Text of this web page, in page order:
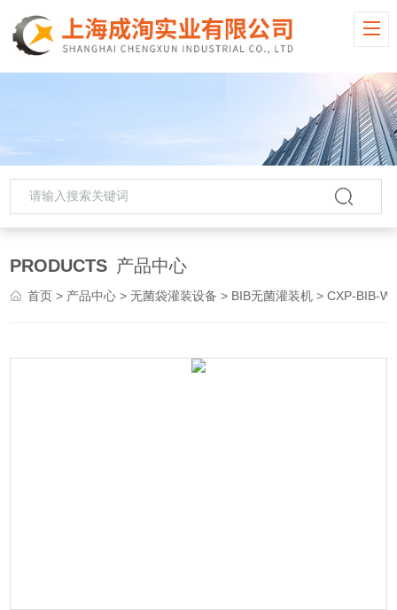
PRODUCTS 产品中心
首页 > 产品中心 >无菌袋灌装设备 > BIB无菌灌装机 > CXP-BIB-WJ全自动BIB无菌灌装机